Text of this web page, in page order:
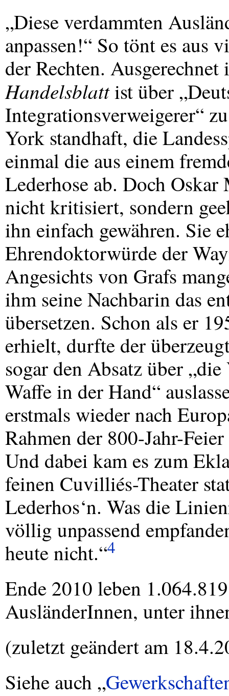
„Diese verdammten
anpassen!“ So tönt es aus
der Rechten.
Handelsblattist über
Integrationsverweigerer“
York standhaft, die
einmal die aus einem
Lederhose ab. Doch
nicht kritisiert, sondern
ihn einfach gewähren. Sie
Ehrendoktorwürde der
Angesichts von Grafs
ihm seine Nachbarin das
übersetzen. Schon als er
erhielt, durfte der
sogar den Absatz über
Waffe in der Hand“
erstmals wieder nach
Rahmen der 800-Jahr-
Und dabei kam es zum
feinen Cuvilliés-Theater
Lederhos‘n. Was die
völlig unpassend
heute nicht.“4
Ende 2010 leben
AusländerInnen, unter
(zuletzt geändert am
Siehe auch „